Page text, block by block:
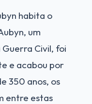
habita o
um
Civil, foi
e acabou por
350 anos, os
entre estas